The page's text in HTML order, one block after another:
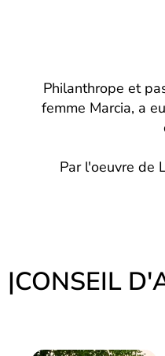
Philanthrope et
femme Marcia, a
Par l'oeuvre de
|CONSEIL D'